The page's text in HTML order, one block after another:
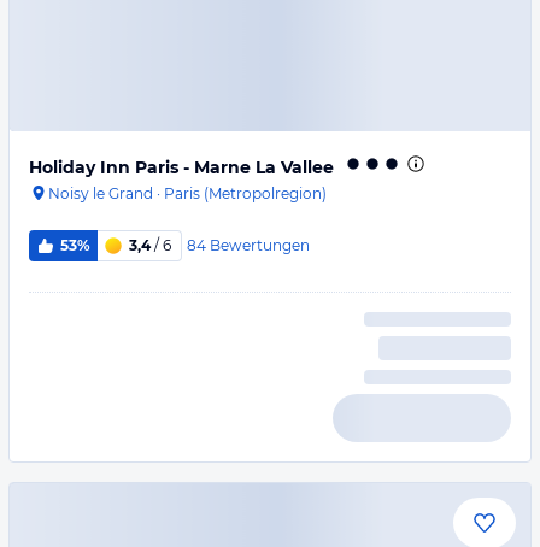
Holiday Inn Paris - Marne La Vallee
Noisy le Grand · Paris (Metropolregion)
53% 3,4/ 6 84 Bewertungen